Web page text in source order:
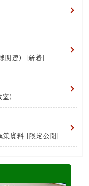
関連）[新着]
）
策資料 [限定公開]